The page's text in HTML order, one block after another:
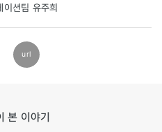
이션팀 유주희
url
본 이야기